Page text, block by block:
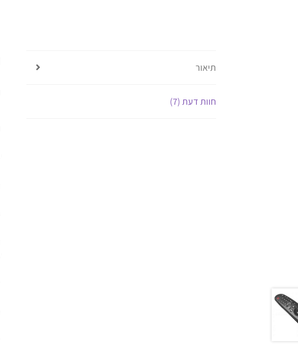
תיאור
חוות דעת (7)